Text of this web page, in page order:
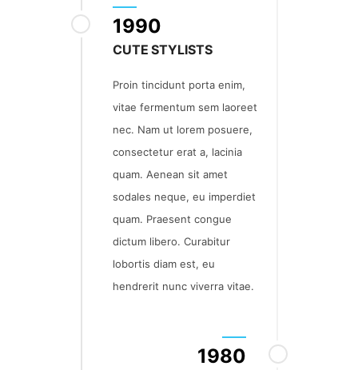
1990
CUTE STYLISTS
Proin tincidunt porta enim,
vitae fermentum sem laoreet
nec. Nam ut lorem posuere,
consectetur erat a, lacinia
quam. Aenean sit amet
sodales neque, eu imperdiet
quam. Praesent congue
dictum libero. Curabitur
lobortis diam est, eu
hendrerit nunc viverra vitae.
1980